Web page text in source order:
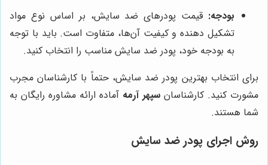
بودجه: قیمت پودرهای ضد سایش، بر اساس نوع مواد
تشکیل دهنده و کیفیت آن‌ها، متفاوت است. باید با توجه
به بودجه خود، پودر ضد سایش مناسب را انتخاب کنید.
برای انتخاب بهترین پودر ضد سایش، حتماً با کارشناسان مجرب
مشورت کنید. کارشناسان سپهر آرمه آماده ارائه مشاوره رایگان به
شما هستند.
روش اجرای پودر ضد سایش